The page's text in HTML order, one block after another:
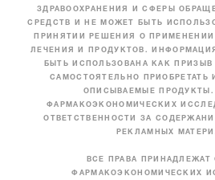
ЗДРАВООХРАНЕНИЯ И СФЕРЫ
СРЕДСТВ И НЕ МОЖЕТ БЫТЬ
ПРИНЯТИИ РЕШЕНИЯ О
ЛЕЧЕНИЯ И ПРОДУКТОВ.
БЫТЬ ИСПОЛЬЗОВАНА КАК
САМОСТОЯТЕЛЬНО ПРИОБРЕТАТЬ
ОПИСЫВАЕМЫЕ ПРОДУКТЫ.
ФАРМАКОЭКОНОМИЧЕСКИХ
ОТВЕТСТВЕННОСТИ ЗА
РЕКЛАМНЫХ
ВСЕ ПРАВА ПРИНАДЛЕЖАТ
ФАРМАКОЭКОНОМИЧЕСКИХ